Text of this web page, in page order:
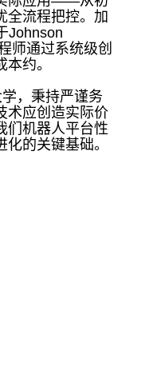
全流程把控。加
Johnson
师通过系统级创
约。
，秉持严谨务
术应创造实际价
们机器人平台性
的关键基础。